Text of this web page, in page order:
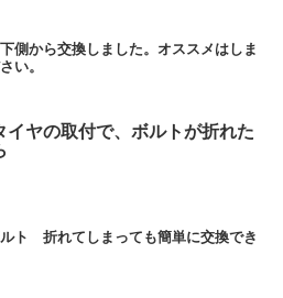
側から交換しました。オススメはしま
い。
イヤの取付で、ボルトが折れた
ト 折れてしまっても簡単に交換でき